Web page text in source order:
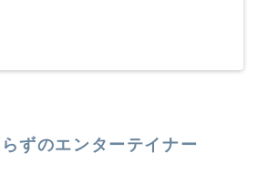
ずのエンターテイナー